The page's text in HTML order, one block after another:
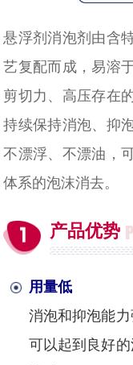
悬浮剂消泡剂由含
艺复配而成，易溶
剪切力、高压存在
持续保持消泡、抑
不漂浮、不漂油，
体系的泡沫消去。
产品优势
用量低
消泡和抑泡能
可以起到良好